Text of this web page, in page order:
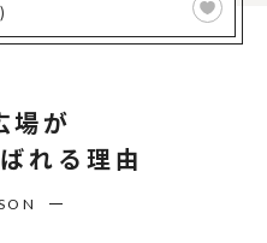
場が
れる理由